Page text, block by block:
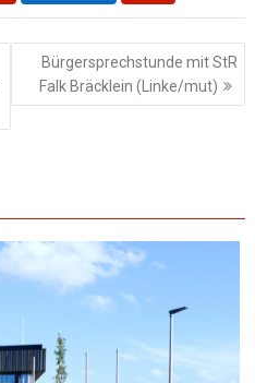
Bürgersprechstunde mit StR
Falk Bräcklein (Linke/mut)